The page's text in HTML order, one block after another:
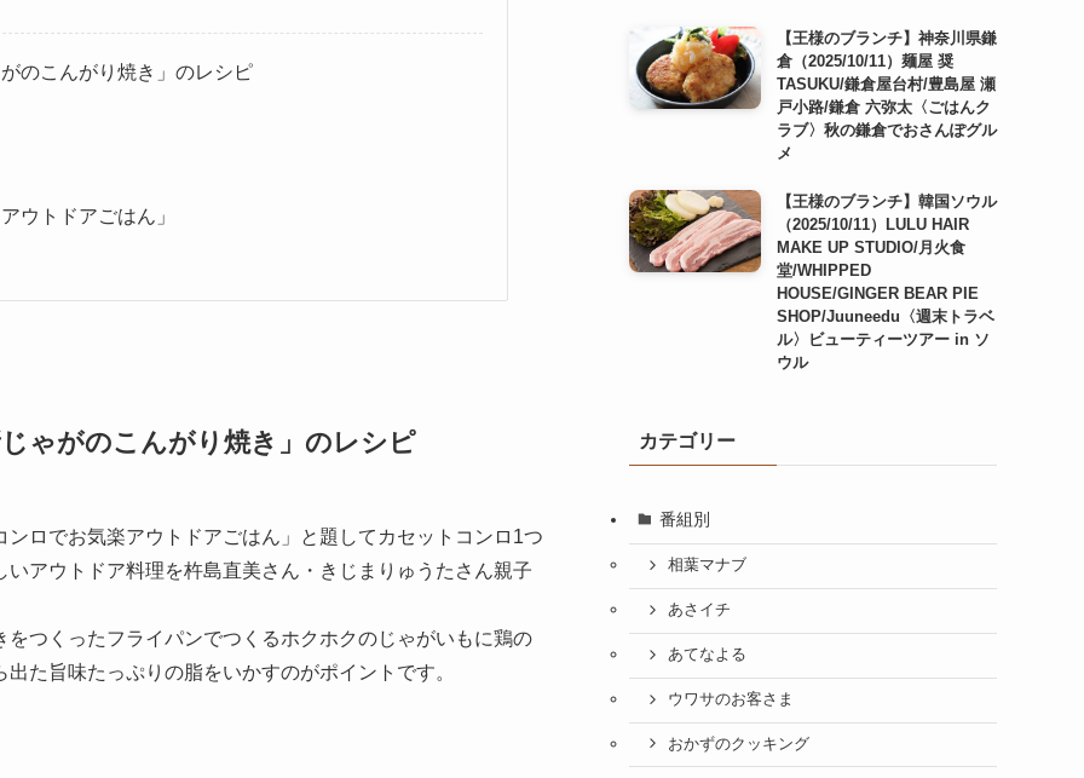
のこんがり焼き」のレシピ
ウトドアごはん」
ゃがのこんがり焼き」のレシピ
ロでお気楽アウトドアごはん」と題してカセットコンロ1つ
アウトドア料理を杵島直美さん・きじまりゅうたさん親子
をつくったフライパンでつくるホクホクのじゃがいもに鶏の
た旨味たっぷりの脂をいかすのがポイントです。
【王様のブランチ】神奈川県鎌
倉（2025/10/11）麺屋 奨
TASUKU/鎌倉屋台村/豊島屋 瀬
戸小路/鎌倉 六弥太〈ごはんク
ラブ〉秋の鎌倉でおさんぽグル
メ
【王様のブランチ】韓国ソウル
（2025/10/11）LULU HAIR
MAKE UP STUDIO/月火食
堂/WHIPPED
HOUSE/GINGER BEAR PIE
SHOP/Juuneedu〈週末トラベ
ル〉ビューティーツアー in ソ
ウル
カテゴリー
番組別
相葉マナブ
あさイチ
あてなよる
ウワサのお客さま
おかずのクッキング